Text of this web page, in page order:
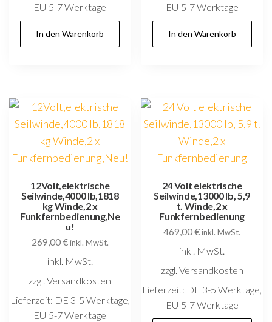
EU 5-7 Werktage
In den Warenkorb
EU 5-7 Werktage
In den Warenkorb
12Volt,elektrische
Seilwinde,4000 lb,1818
kg Winde,2 x
Funkfernbedienung,Ne
u!
269,00€inkl. MwSt.
inkl. MwSt.
zzgl. Versandkosten
Lieferzeit: DE 3-5 Werktage,
EU 5-7 Werktage
24 Volt elektrische
Seilwinde,13000 lb, 5,9
t. Winde,2 x
Funkfernbedienung
469,00€inkl. MwSt.
inkl. MwSt.
zzgl. Versandkosten
Lieferzeit: DE 3-5 Werktage,
EU 5-7 Werktage